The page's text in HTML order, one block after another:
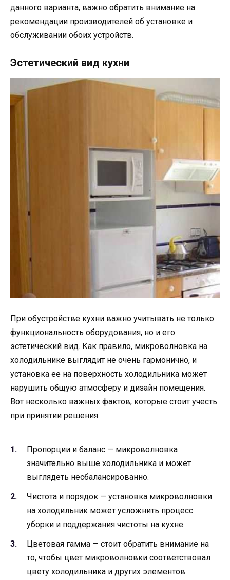
данного варианта, важно обратить внимание на
рекомендации производителей об установке и
обслуживании обоих устройств.
Эстетический вид кухни
При обустройстве кухни важно учитывать не только
функциональность оборудования, но и его
эстетический вид. Как правило, микроволновка на
холодильнике выглядит не очень гармонично, и
установка ее на поверхность холодильника может
нарушить общую атмосферу и дизайн помещения.
Вот несколько важных фактов, которые стоит учесть
при принятии решения:
Пропорции и баланс — микроволновка
значительно выше холодильника и может
выглядеть несбалансированно.
Чистота и порядок — установка микроволновки
на холодильник может усложнить процесс
уборки и поддержания чистоты на кухне.
Цветовая гамма — стоит обратить внимание на
то, чтобы цвет микроволновки соответствовал
цвету холодильника и других элементов